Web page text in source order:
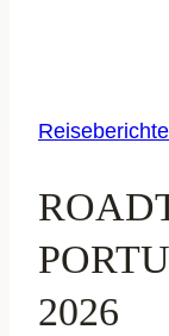
Reiseberichte
2026